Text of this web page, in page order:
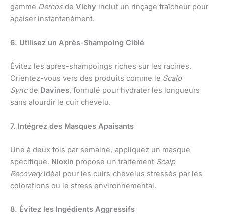
gamme Dercosde Vichy inclut un rinçage fraîcheur pour
apaiser instantanément.
6. Utilisez un Après-Shampoing Ciblé
Évitez les après-shampoings riches sur les racines.
Orientez-vous vers des produits comme le Scalp
Syncde Davines, formulé pour hydrater les longueurs
sans alourdir le cuir chevelu.
7. Intégrez des Masques Apaisants
Une à deux fois par semaine, appliquez un masque
spécifique. Nioxin propose un traitement Scalp
Recoveryidéal pour les cuirs chevelus stressés par les
colorations ou le stress environnemental.
8. Évitez les Ingédients Aggressifs